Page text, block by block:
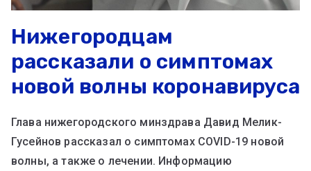
Нижегородцам
рассказали о симптомах
новой волны коронавируса
Глава нижегородского минздрава Давид Мелик-
Гусейнов рассказал о симптомах COVID-19 новой
волны, а также о лечении. Информацию